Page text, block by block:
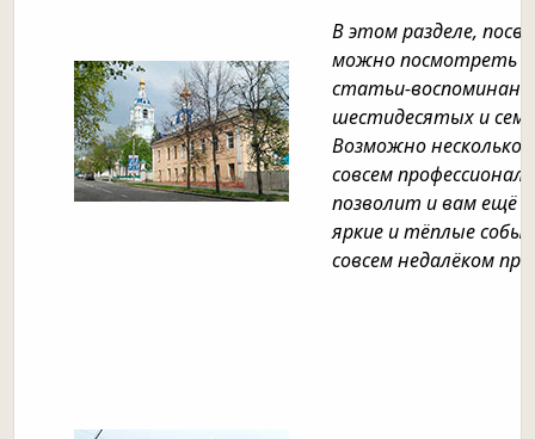
В этом разделе,
можно посмотреть
статьи-
шестидесятых и
Возможно несколько
совсем
позволит и вам ещё
яркие и тёплые
совсем недалёком